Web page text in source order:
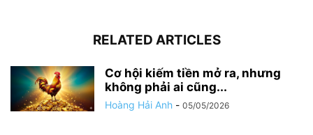
RELATED ARTICLES
Cơ hội kiếm tiền mở ra, nhưng
không phải ai cũng...
Hoàng Hải Anh - 05/05/2026